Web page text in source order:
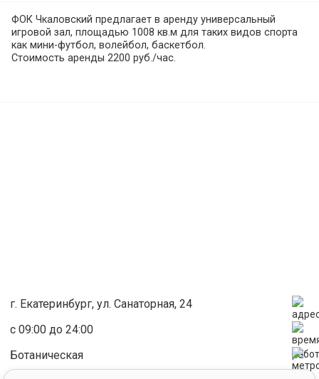
ФОК Чкаловский предлагает в аренду универсальный
игровой зал, площадью 1008 кв.м для таких видов спорта
как мини-футбол, волейбол, баскетбол.
Стоимость аренды 2200 руб./час.
г. Екатеринбург, ул. Санаторная, 24
с 09:00 до 24:00
Ботаническая